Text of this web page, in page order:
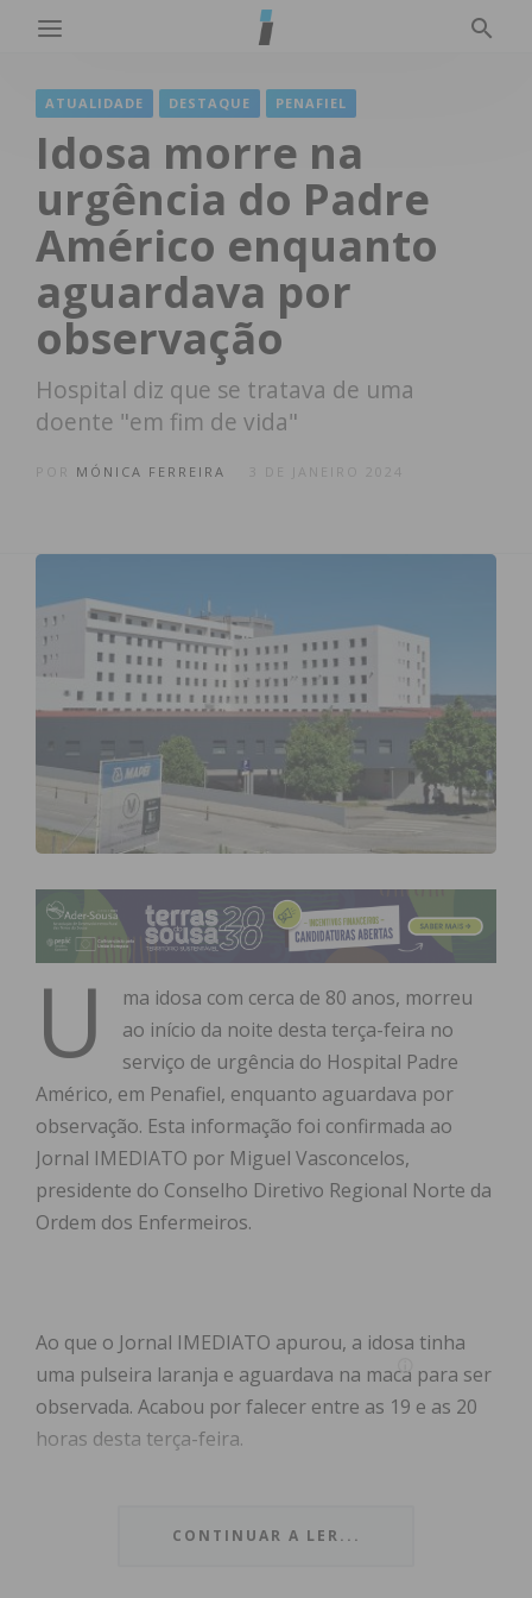
ATUALIDADE DESTAQUE PENAFIEL
Idosa morre na
urgência do Padre
Américo enquanto
aguardava por
observação
Hospital diz que se tratava de uma
doente "em fim de vida"
MÓNICA FERREIRA 3 DE JANEIRO 2024
U
ma idosa com cerca de 80 anos, morreu
ao início da noite desta terça-feira no
serviço de urgência do Hospital Padre
Américo, em Penafiel, enquanto aguardava por
observação. Esta informação foi confirmada ao
Jornal IMEDIATO por Miguel Vasconcelos,
presidente do Conselho Diretivo Regional Norte da
Ordem dos Enfermeiros.
Ao que o Jornal IMEDIATO apurou, a idosa tinha
uma pulseira laranja e aguardava na maca para ser
observada. Acabou por falecer entre as 19 e as 20
horas desta terça-feira.
Hospitalar do Tâmega e Sousa (CHTS), do qual faz
CONTINUAR A LER...